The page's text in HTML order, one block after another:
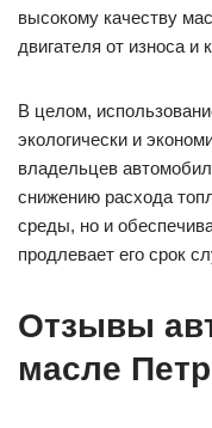
высокому качеству
двигателя от износа и
В целом,
экологически и
владельцев
снижению расхода
среды, но и
продлевает его срок
Отзывы
масле